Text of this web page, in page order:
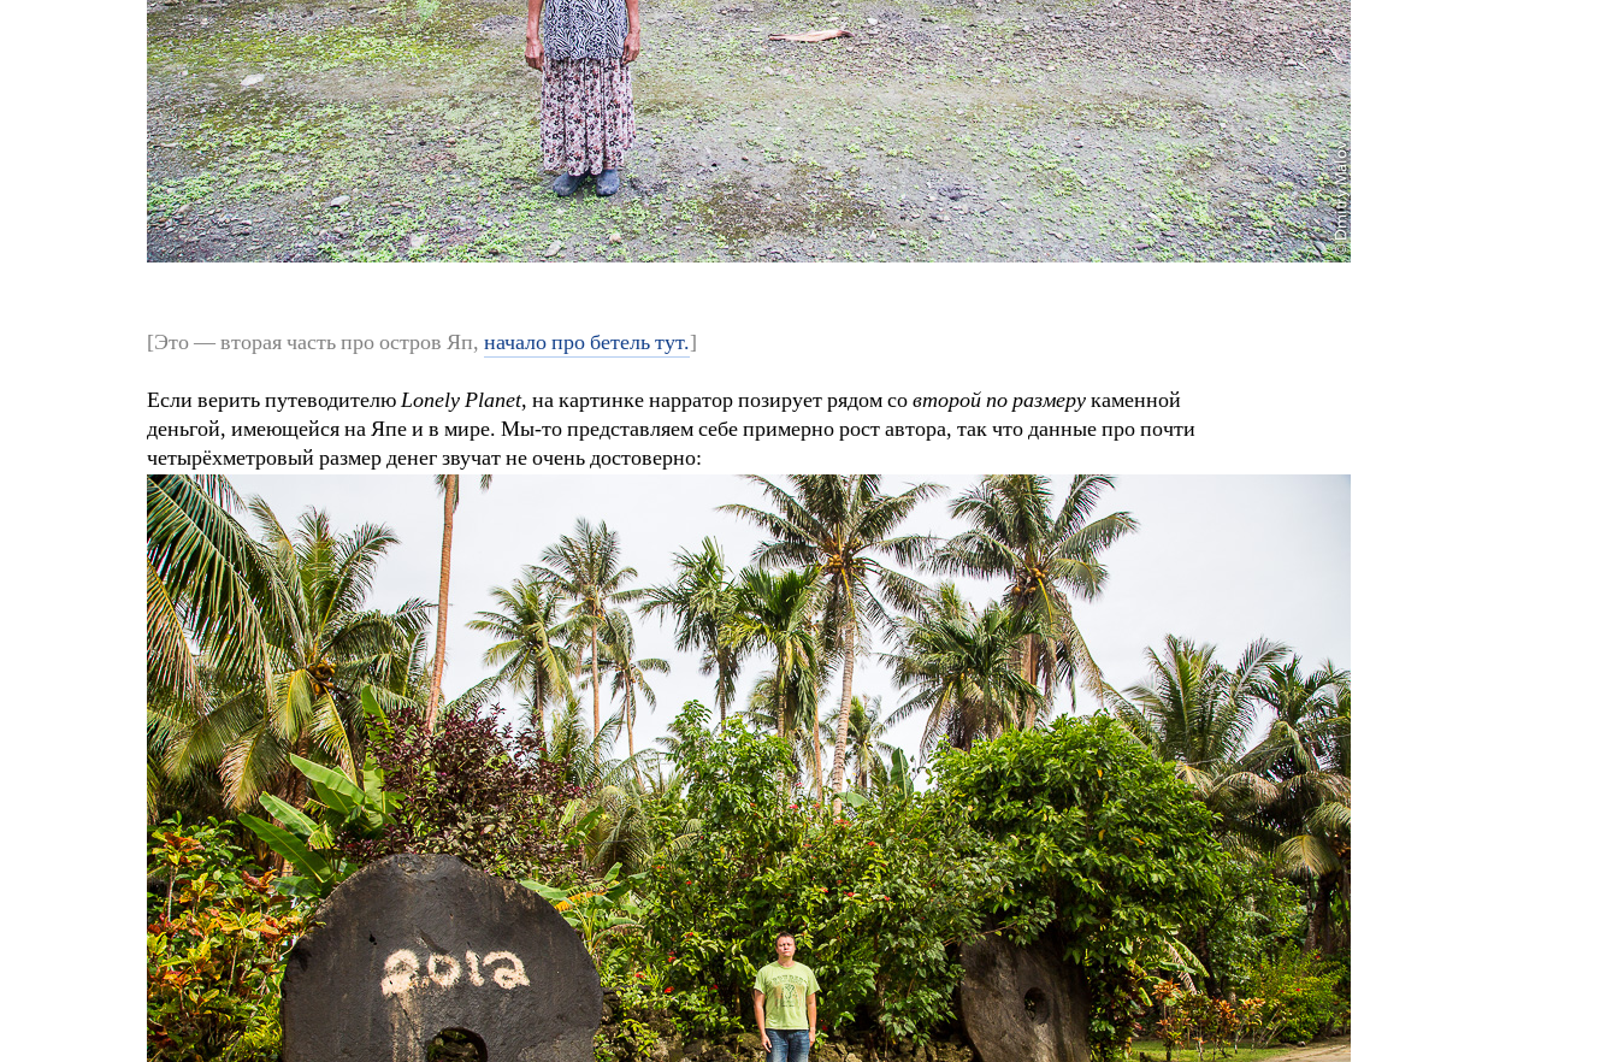
[Это — вторая часть про остров Яп, начало про бетель тут.]
Если верить путеводителюLonely Planet, на картинке нарратор позирует рядом совторой по размерукаменной
деньгой, имеющейся на Япе и в мире. Мы-то представляем себе примерно рост автора, так что данные про почти
четырёхметровый размер денег звучат не очень достоверно: